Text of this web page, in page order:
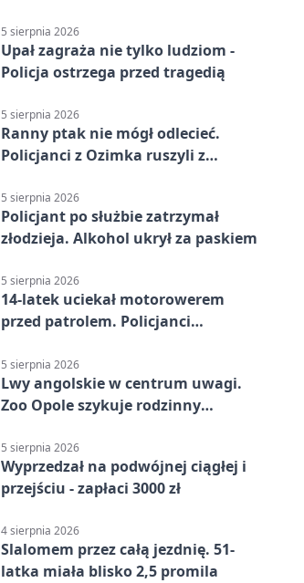
5 sierpnia 2026
Upał zagraża nie tylko ludziom -
Policja ostrzega przed tragedią
5 sierpnia 2026
Ranny ptak nie mógł odlecieć.
Policjanci z Ozimka ruszyli z
5 sierpnia 2026
Policjant po służbie zatrzymał
złodzieja. Alkohol ukrył za paskiem
5 sierpnia 2026
14-latek uciekał motorowerem
przed patrolem. Policjanci
5 sierpnia 2026
Lwy angolskie w centrum uwagi.
Zoo Opole szykuje rodzinny
5 sierpnia 2026
Wyprzedzał na podwójnej ciągłej i
przejściu - zapłaci 3000 zł
4 sierpnia 2026
Slalomem przez całą jezdnię. 51-
latka miała blisko 2,5 promila